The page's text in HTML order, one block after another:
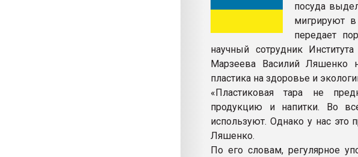
посуда
мигрируют
передает
научный сотрудник
Марзеева Василий Ляшенко
пластика на здоровье и
«Пластиковая тара не
продукцию и напитки. Во
используют. Однако у нас это
Ляшенко.
По его словам, регулярное